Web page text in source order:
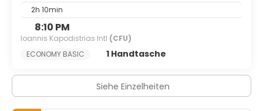
2h 10min
8:10 PM
Ioannis Kapodistrias Intl (CFU)
ECONOMY BASIC
1 Handtasche
Siehe Einzelheiten